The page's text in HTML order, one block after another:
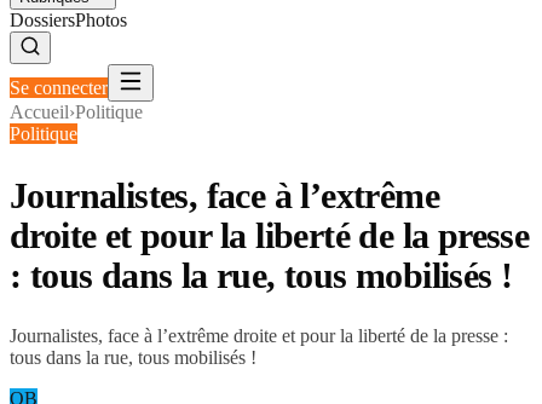
DossiersPhotos
Se connecter
Accueil›Politique
Politique
Journalistes, face à l’extrême
droite et pour la liberté de la presse
: tous dans la rue, tous mobilisés !
Journalistes, face à l’extrême droite et pour la liberté de la presse :
tous dans la rue, tous mobilisés !
OB